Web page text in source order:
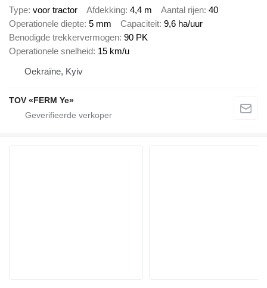
Type voor tractor Afdekking 4,4 m Aantal rijen 40
Operationele diepte 5 mm Capaciteit 9,6 ha/uur
Benodigde trekkervermogen 90 PK
Operationele snelheid 15 km/u
Oekraïne, Kyiv
TOV «FERM Ye»